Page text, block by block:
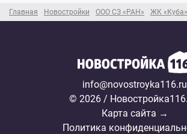
Главная Новостройки ООО СЗ «РАН» ЖК «Куба»
info@novostroyka116.ru
© 2026 /
Карта сайта →
Политика